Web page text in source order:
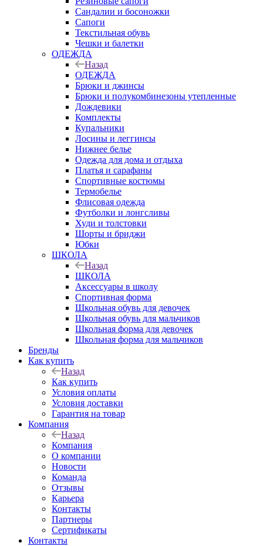
Сандалии и босоножки
Сапоги
Текстильная обувь
Чешки и балетки
ОДЕЖДА
Назад
ОДЕЖДА
Брюки и джинсы
Брюки и полукомбинезоны утепленные
Дождевики
Комплекты
Купальники
Лосины и леггинсы
Нижнее белье
Одежда для дома и отдыха
Платья и сарафаны
Спортивные костюмы
Термобелье
Флисовая одежда
Футболки и лонгсливы
Худи и толстовки
Шорты и бриджи
Юбки
ШКОЛА
Назад
ШКОЛА
Аксессуары в школу
Спортивная форма
Школьная обувь для девочек
Школьная обувь для мальчиков
Школьная форма для девочек
Школьная форма для мальчиков
Бренды
Как купить
Назад
Как купить
Условия оплаты
Условия доставки
Гарантия на товар
Компания
Назад
Компания
О компании
Новости
Команда
Отзывы
Карьера
Контакты
Партнеры
Сертификаты
Контакты